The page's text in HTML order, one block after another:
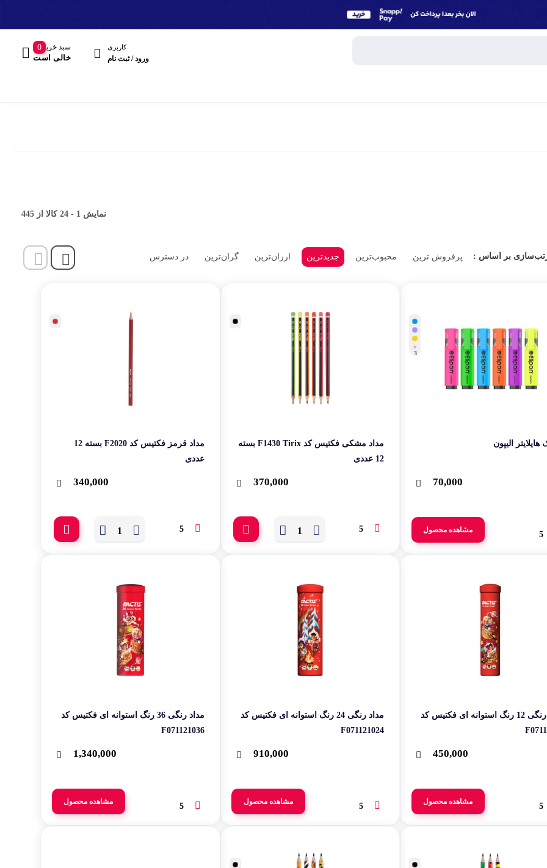
کاربری
ورود / ثبت نام
سبد خرید
خالی است
0
پاوربانک
گجت و ابزار کاربردی
نمایش 1
-
24 کالا از 445
بر اساس : پرفروش ترین محبوب‌ترین جدیدترین ارزان‌ترین گران‌ترین در دسترس
+
3
هایلایتر الیپون
70,000
مشاهده محصول 5
مداد مشکی فکتیس کد Tirix‬‬ ‫‪F1430‬‬ بسته
12 عددی
370,000
5
مداد قرمز فکتیس کد F2020 بسته 12
عددی
340,000
5
مداد رنگی 12 رنگ ‫استوانه‬ ‫ای فکتیس کد
450,000
مشاهده محصول 5
مداد رنگی 24 رنگ ‫استوانه‬ ‫ای فکتیس کد
F071121024‬‬
910,000
مشاهده محصول 5
مداد رنگی 36 رنگ ‫استوانه‬ ‫ای فکتیس کد
F071121036
1,340,000
مشاهده محصول 5